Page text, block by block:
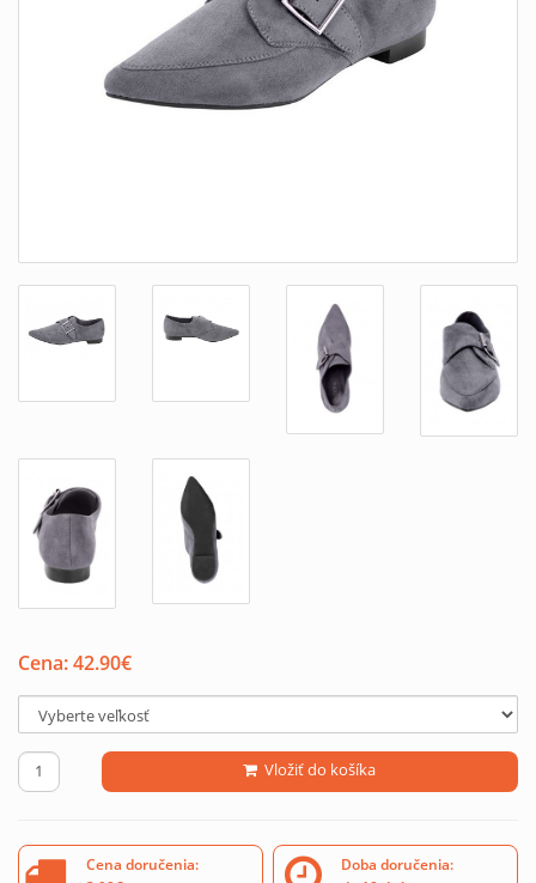
Cena:42.90€
Vložiť do košíka
Cena doručenia:
Doba doručenia: